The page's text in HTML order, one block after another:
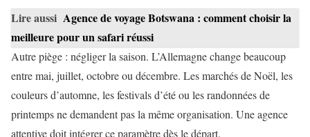
Lire aussi Agence de voyage Botswana : comment choisir la
meilleure pour un safari réussi
Autre piège : négliger la saison. L’Allemagne change beaucoup
entre mai, juillet, octobre ou décembre. Les marchés de Noël, les
couleurs d’automne, les festivals d’été ou les randonnées de
printemps ne demandent pas la même organisation. Une agence
attentive doit intégrer ce paramètre dès le départ.